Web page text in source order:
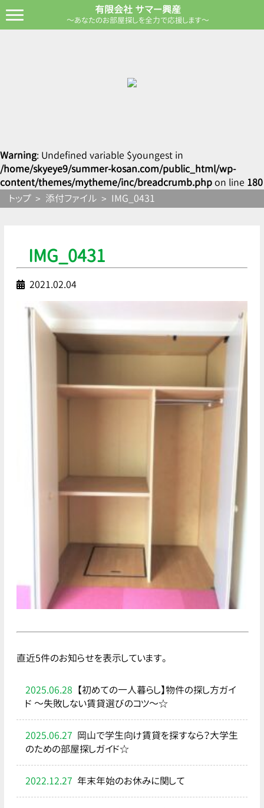
有限会社 サマー興産
～あなたのお部屋探しを全力で応援します～
Warning: Undefined variable $youngest in
/home/skyeye9/summer-kosan.com/public_html/wp-
content/themes/mytheme/inc/breadcrumb.phpon line 180
トップ
添付ファイル IMG_0431
IMG_0431
2021.02.04
直近5件のお知らせを表示しています。
2025.06.28 【初めての一人暮らし】物件の探し方ガイ
ド ～失敗しない賃貸選びのコツ～☆
2025.06.27 岡山で学生向け賃貸を探すなら？大学生
のための部屋探しガイド☆
2022.12.27 年末年始のお休みに関して